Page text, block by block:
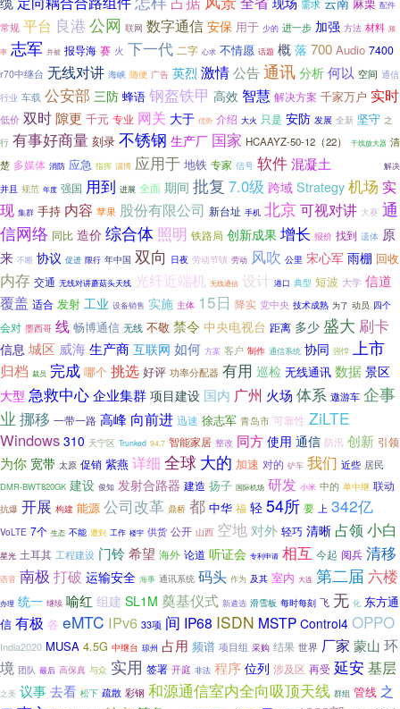
需求 配件
常规 平台 良港 公网 联网 数字通信 安保 用于 少的 进一步 加强 方法 材料 频
率 志军 并被 报导海 赛 火 下一代 二字 心求 不情愿 话题 概 落 700 Audio 7400
r70中继台 无线对讲 海峡 随便 广告 英烈 激情公告通讯 分析 何以 空间 通信
行业 车载 公安部 三防 蜂语 钢盔铁甲 高效 智慧 解决方案 千家万户 实时
低价 双时隙更 千元 专业 网关 大于 优势 介绍 大火 只是 安防 发展 全新 坚守 之
行 有事好商量 刻录 不锈钢 生产厂 国家 HCAAYZ-50-12（22） 干线放大器 清
楚 多媒体 消防 应急 指挥 淄博 应用于 地铁 专家 信号 软件混凝土 解决
并且 规范 年度 强国 用到 进展 全面 期间 批复 7.0级 跨域 Strategy 机场 实
现 集群 手持 内容 苹果 股份有限公司 新台址 手机 北京可视对讲 大赛 通
信网络 同比 造价 综合体 照明 铁路局 创新成果 增长 报价 找到 遗体 原
来 不断 协议 促进 限行 年中国 双向 日夜 劳动节镇 劳动 风吹 公里 宋心军 雨棚 回收
内存 交通 无线对讲蘑菇头天线 光纤近端机 无线通信 设计 港口 典型 短波 大学 信道
覆盖 适合 发射 工业 设备销售 实施 主体 15日 降实 党中央 技术成熟 为了 动员 四个
会对 墨西哥 线 畅博通信 无线 不敬 禁令 中央电视台 距离 多少 盛大 刷卡
信息 城区 威海生产商 互联网 如何 方案 客户 制作 通信系统 协同 强悍 上市
归档 裁员 完成 哪个 挑选 好评 功率分配器 有用 巡检 无线通讯 数据 景区
大型 急救中心企业集群 项目建设 国内 广州 火场 体系 遨游车 企事
业 挪移 一带一路 高峰 向前进 迅速 徐志军 青岛市 可靠性 ZiLTE
Windows 310 天宁区 Trunked 94.7 智能家居 整改 同方使用 通信 防汛 创新 引领
为你 宽带 太原 促销 紫燕 详细 全球 大的 加速 对的 铲车 我们 近些 居民
DMR-BWT820GK 建设 俊知 发射合路器 建造 扬子 国际机场 研发 小米 中的 单中继 联动
抗爆 开展 构建 能源 公司改革 鼎桥 都 中华 福 轻 54所 要 上 342亿
VoLTE 7个 生态 不能 遭到 工作 楼宇 供货 公开 山西 空地 对外 轻巧 清晰 占领 小白
星光 土耳其 工程建设 门铃 希望 海外 论道 听证会 专利申请 相互 今起 阅兵 清移
语音 南极 打破 运输安全 海事 通讯系统 码头 作为 及其 室内 大连 第二届 六楼
办理 统一 继续 喻红 组建 SL1M 奠基仪式 新遴选 滑雪板 每时每刻 飞 无 化 东方通
信 有极 各 eMTC IPv6 33项 间 IP68 ISDN MSTP Control4 OPPO
India2020 MUSA 4.5G 中继台 琼州 占用 频谱 项目组 采购 结果 世界 厂家 蒙山 环
境 团队 最后 高保真 与众 实用 签署 开庭 非法 程序 位列 涉及区 再受 延安基层
之美 议事去看 松下 疏散 彩钢 和源通信室内全向吸顶天线 群组 管线 之